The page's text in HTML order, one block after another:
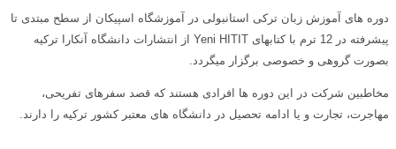
دوره های آموزش زبان ترکی استانبولی در آموزشگاه اسپیکان از سطح مبتدی تا
پیشرفته در 12 ترم با کتابهای Yeni HITIT از انتشارات دانشگاه آنکارا ترکیه
بصورت گروهی و خصوصی برگزار میگردد.
مخاطبین شرکت در این دوره ها افرادی هستند که قصد سفرهای تفریحی،
مهاجرت، تجارت و یا ادامه تحصیل در دانشگاه های معتبر کشور ترکیه را دارند.